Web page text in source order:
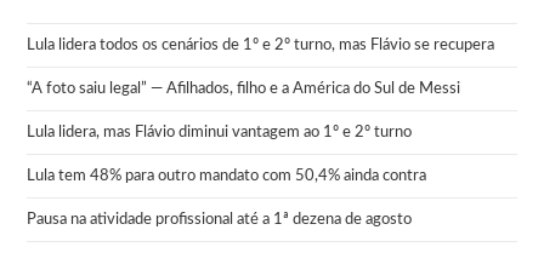
Lula lidera todos os cenários de 1º e 2º turno, mas Flávio se recupera
“A foto saiu legal” — Afilhados, filho e a América do Sul de Messi
Lula lidera, mas Flávio diminui vantagem ao 1º e 2º turno
Lula tem 48% para outro mandato com 50,4% ainda contra
Pausa na atividade profissional até a 1ª dezena de agosto